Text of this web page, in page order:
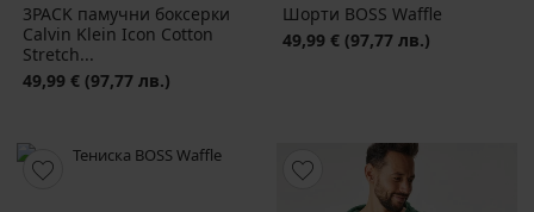
3PACK памучни боксерки
Calvin Klein Icon Cotton
Stretch...
49,99 € (97,77 лв.)
Шорти BOSS Waffle
49,99 € (97,77 лв.)